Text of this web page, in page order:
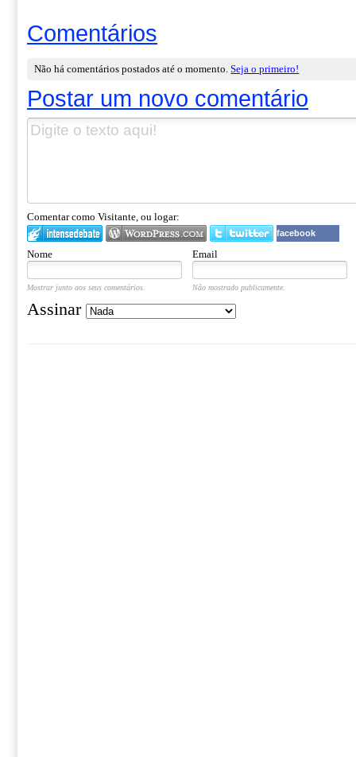
Comentários
Não há comentários postados até o momento.Seja o primeiro!
Postar um novo comentário
Comentar como Visitante, ou logar:
facebook
Nome Email
Mostrar junto aos seus comentários. Não mostrado publicamente.
Assinar